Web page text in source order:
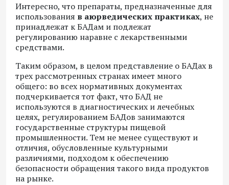
Интересно, что препараты, предназначенные для
использования в аюрведических практиках, не
принадлежат к БАДам и подлежат
регулированию наравне с лекарственными
средствами.
Таким образом, в целом представление о БАДах в
трех рассмотренных странах имеет много
общего: во всех нормативных документах
подчеркивается тот факт, что БАД не
используются в диагностических и лечебных
целях, регулированием БАДов занимаются
государственные структуры пищевой
промышленности. Тем не менее существуют и
отличия, обусловленные культурными
различиями, подходом к обеспечению
безопасности обращения такого вида продуктов
на рынке.